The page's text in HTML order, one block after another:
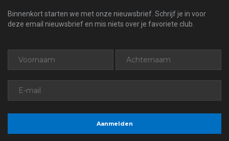
Binnenkort starten we met onze nieuwsbrief. Schrijf je in voor
deze email nieuwsbrief en mis niets over je favoriete club.